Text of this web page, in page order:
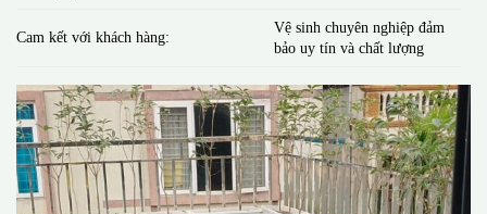
Cam kết với khách hàng:
Vệ sinh chuyên nghiệp đảm
bảo uy tín và chất lượng